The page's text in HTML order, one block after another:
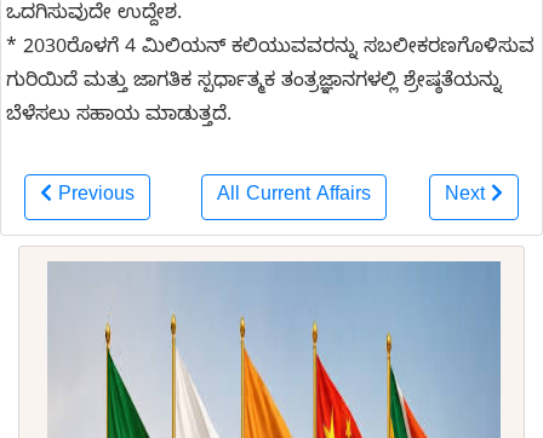
ಒದಗಿಸುವುದೇ ಉದ್ದೇಶ.
* 2030ರೊಳಗೆ 4 ಮಿಲಿಯನ್ ಕಲಿಯುವವರನ್ನು ಸಬಲೀಕರಣಗೊಳಿಸುವ
ಗುರಿಯಿದೆ ಮತ್ತು ಜಾಗತಿಕ ಸ್ಪರ್ಧಾತ್ಮಕ ತಂತ್ರಜ್ಞಾನಗಳಲ್ಲಿ ಶ್ರೇಷ್ಠತೆಯನ್ನು
ಬೆಳೆಸಲು ಸಹಾಯ ಮಾಡುತ್ತದೆ.
Previous All Current Affairs Next